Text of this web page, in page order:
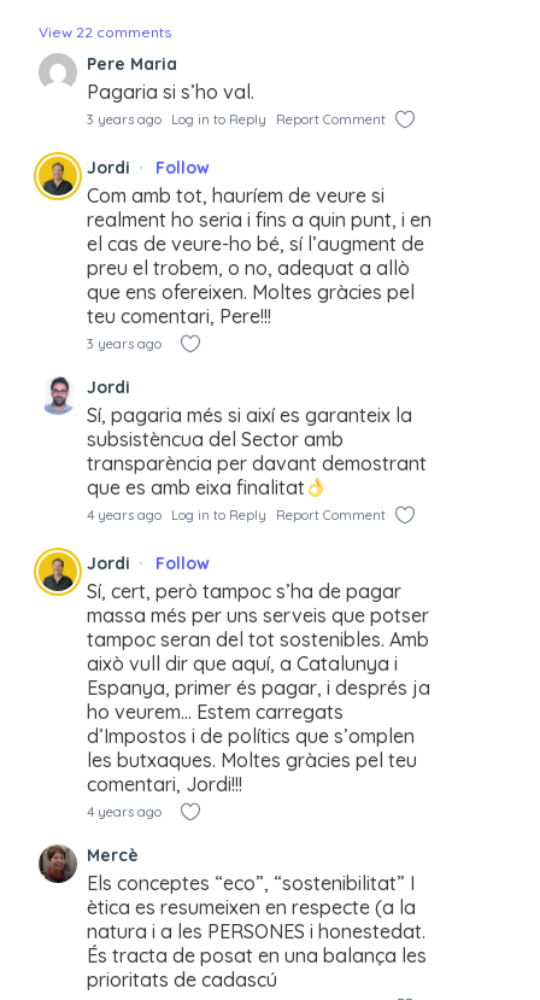
View 22 comments
Pere Maria
Pagaria si s’ho val.
3 years ago Log in to Reply Report Comment
Jordi Follow
Com amb tot, hauríem de veure si
realment ho seria i fins a quin punt, i en
el cas de veure-ho bé, sí l’augment de
preu el trobem, o no, adequat a allò
que ens ofereixen. Moltes gràcies pel
teu comentari, Pere!!!
3 years ago
Jordi
Sí, pagaria més si així es garanteix la
subsistèncua del Sector amb
transparència per davant demostrant
que es amb eixa finalitat
4 years ago Log in to Reply Report Comment
Jordi Follow
Sí, cert, però tampoc s’ha de pagar
massa més per uns serveis que potser
tampoc seran del tot sostenibles. Amb
això vull dir que aquí, a Catalunya i
Espanya, primer és pagar, i després ja
ho veurem… Estem carregats
d’Impostos i de polítics que s’omplen
les butxaques. Moltes gràcies pel teu
comentari, Jordi!!!
4 years ago
Mercè
Els conceptes “eco”, “sostenibilitat” I
ètica es resumeixen en respecte (a la
natura i a les PERSONES i honestedat.
És tracta de posat en una balança les
prioritats de cadascú